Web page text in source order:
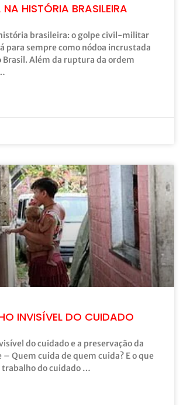
HISTÓRIA BRASILEIRA
brasileira: o golpe civil-militar
para sempre como nódoa incrustada
Brasil. Além da ruptura da ordem
INVISÍVEL DO CUIDADO
do cuidado e a preservação da
– Quem cuida de quem cuida? E o que
trabalho do cuidado …